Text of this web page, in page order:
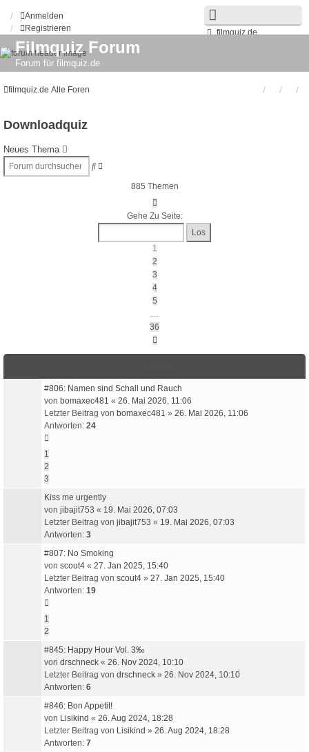
filmquiz.de
Suche
Aktive Themen
Anmelden
Registrieren
Filmquiz Forum
Forum für filmquiz.de
filmquiz.de Alle Foren
Downloadquiz
Neues Thema
Suche
885 Themen
Seite
1
36
Gehe Zu Seite:
1
2
3
4
5
…
36
Nächste
#806: Namen sind Schall und Rauch
von bomaxec481 « 26. Mai 2026, 11:06
Letzter Beitrag von bomaxec481 » 26. Mai 2026, 11:06
Antworten: 24
1
2
3
Kiss me urgently
von jibajit753 « 19. Mai 2026, 07:03
Letzter Beitrag von jibajit753 » 19. Mai 2026, 07:03
Antworten: 3
#807: No Smoking
von scout4 « 27. Jan 2025, 15:40
Letzter Beitrag von scout4 » 27. Jan 2025, 15:40
Antworten: 19
1
2
#845: Happy Hour Vol. 3‰
von drschneck « 26. Nov 2024, 10:10
Letzter Beitrag von drschneck » 26. Nov 2024, 10:10
Antworten: 6
#846: Bon Appetit!
von Lisikind « 26. Aug 2024, 18:28
Letzter Beitrag von Lisikind » 26. Aug 2024, 18:28
Antworten: 7